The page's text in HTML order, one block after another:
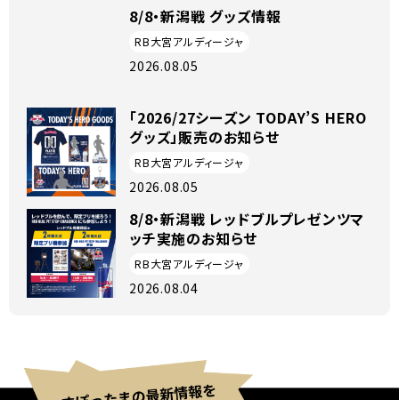
8/8・新潟戦 グッズ情報
RB大宮アルディージャ
2026.08.05
「2026/27シーズン TODAY’S HERO
グッズ」販売のお知らせ
RB大宮アルディージャ
2026.08.05
8/8・新潟戦 レッドブルプレゼンツマ
ッチ実施のお知らせ
RB大宮アルディージャ
2026.08.04